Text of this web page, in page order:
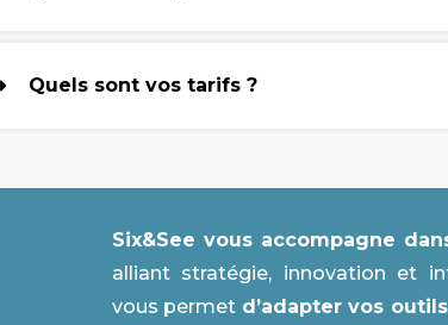
Quels sont vos tarifs ?
Six&See vous accompagne
alliant stratégie, innovation et
vous permet d’adapter vos